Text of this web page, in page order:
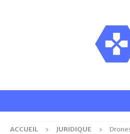
ACCUEIL JURIDIQUE